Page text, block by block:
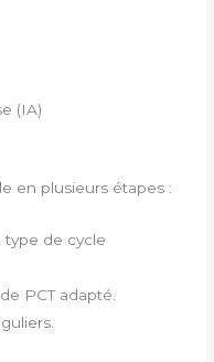
(IA)
en plusieurs étapes :
type de cycle
PCT adapté.